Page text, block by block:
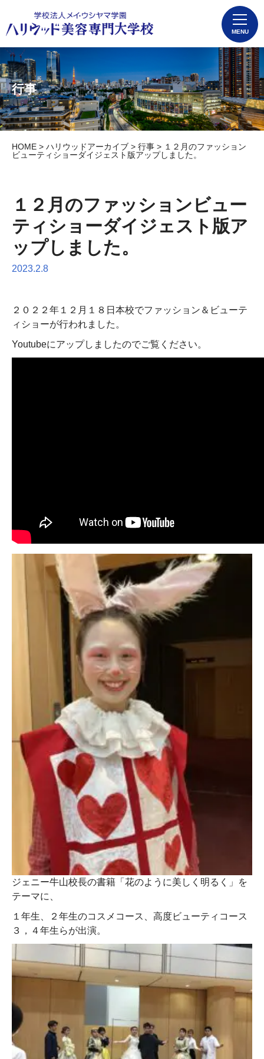
MENU
行事
HOME > ハリウッドアーカイブ > 行事 > １２月のファッション
ビューティショーダイジェスト版アップしました。
１２月のファッションビュー
ティショーダイジェスト版ア
ップしました。
2023.2.8
２０２２年１２月１８日本校でファッション＆ビューテ
ィショーが行われました。
Youtubeにアップしましたのでご覧ください。
ジェニー牛山校長の書籍「花のように美しく明るく」を
テーマに、
１年生、２年生のコスメコース、高度ビューティコース
３，４年生らが出演。